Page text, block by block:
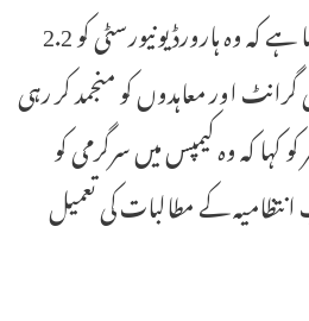
بوسٹن: وفاقی حکومت کا کہنا ہے کہ وہ ہارورڈ یونیورسٹی کو 2.2
گرانٹ اور معاہدوں کو منجمد کر رہی
کہ وہ کیمپس میں سرگرمی کو
کے مطالبات کی تعمیل